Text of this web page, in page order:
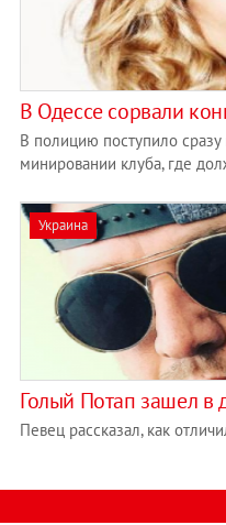
В Одессе сорвали
В полицию поступило
минировании клуба, где
Украина
Голый Потап зашел в
Певец рассказал, как